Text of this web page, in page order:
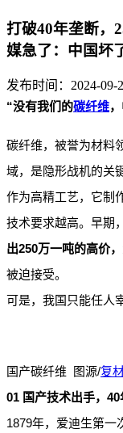
打破40年垄断，
媒急了：中国坏
发布时间：2024-09-
“没有我们的碳纤维
碳纤维，被誉为材料
域，是隐形战机的关
作为高精工艺，它制
技术要求越高。早期
出250万一吨的高价，
被迫接受。
可是，我国只能任人
国产碳纤维 图源/复
01 国产技术出手， 40
1879年，爱迪生第一